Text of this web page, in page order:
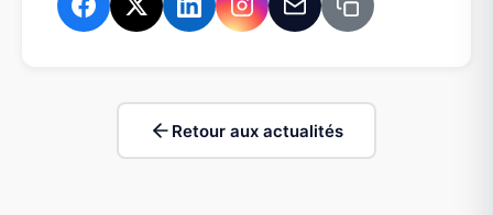
Retour aux actualités